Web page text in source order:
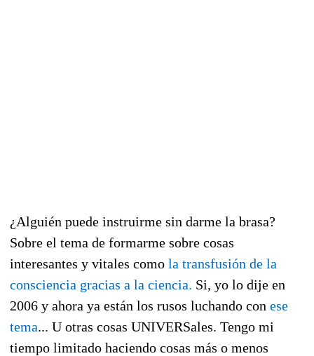
¿Alguién puede instruirme sin darme la brasa?
Sobre el tema de formarme sobre cosas
interesantes y vitales como la transfusión de la
consciencia gracias a la ciencia. Si, yo lo dije en
2006 y ahora ya están los rusos luchando con ese
tema... U otras cosas UNIVERSales. Tengo mi
tiempo limitado haciendo cosas más o menos